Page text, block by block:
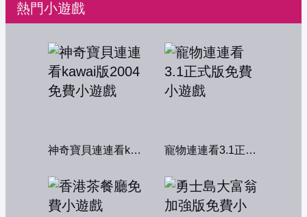
熱門小遊戲
神奇寶貝連連看kawai版2004 寵物連連看3.1正式版